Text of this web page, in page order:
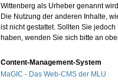
Wittenberg als Urheber genannt
Die Nutzung der anderen Inhalte,
ist nicht gestattet. Sollten Sie
haben, wenden Sie sich bitte an
Content-Management-System
MaGIC - Das Web-CMS der MLU